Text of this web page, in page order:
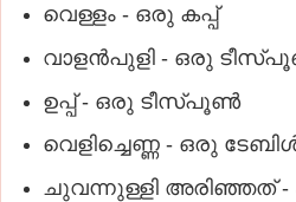
വെള്ളം - ഒരു കപ്പ്‌
വാളന്‍പുളി - ഒരു
ഉപ്പ്‌ - ഒരു ടീസ്‌പൂണ്‍
വെളിച്ചെണ്ണ - ഒരു
ചുവന്നുള്ളി അരിഞ്ഞത്‌ -